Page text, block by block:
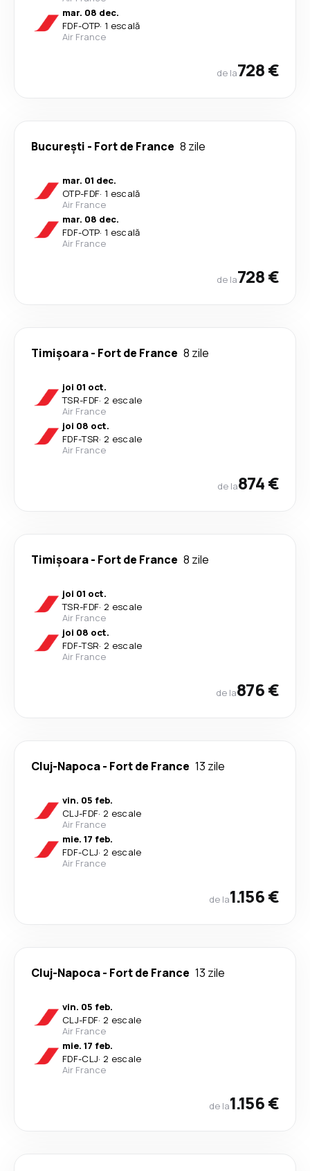
mar. 08 dec.
FDF-OTP· 1 escală
Air France
de la728 €
București - Fort de France 8 zile
mar. 01 dec.
OTP-FDF· 1 escală
Air France
mar. 08 dec.
FDF-OTP· 1 escală
Air France
de la728 €
Timișoara- Fort de France 8 zile
joi 01 oct.
TSR-FDF· 2 escale
Air France
joi 08 oct.
FDF-TSR· 2 escale
Air France
de la874 €
Timișoara- Fort de France 8 zile
joi 01 oct.
TSR-FDF· 2 escale
Air France
joi 08 oct.
FDF-TSR· 2 escale
Air France
de la876 €
Cluj-Napoca- Fort de France 13 zile
vin. 05 feb.
CLJ-FDF· 2 escale
Air France
mie. 17 feb.
FDF-CLJ· 2 escale
Air France
de la1.156 €
Cluj-Napoca- Fort de France 13 zile
vin. 05 feb.
CLJ-FDF· 2 escale
Air France
mie. 17 feb.
FDF-CLJ· 2 escale
Air France
de la1.156 €